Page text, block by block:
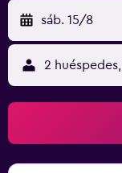
Manor Hotel, en
de Sitio Histórico
km) de Greene
este bed and
(parque acuático),
Olana State. Para
tienes un
Disfruta de tu
continental se
sáb. 15/8
2 huéspedes,